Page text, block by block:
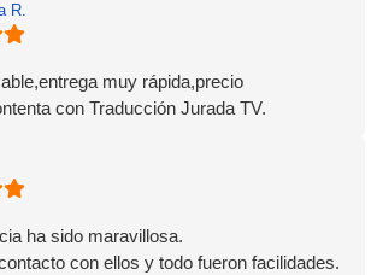
R.
muy rápida,precio
con Traducción Jurada TV.
ha sido maravillosa.
con ellos y todo fueron facilidades.